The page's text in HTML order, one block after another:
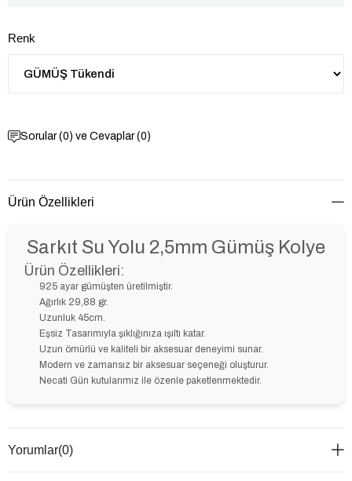
Renk
Sorular (0) ve Cevaplar (0)
Ürün Özellikleri
Sarkıt Su Yolu 2,5mm Gümüş Kolye
Ürün Özellikleri:
925 ayar gümüşten üretilmiştir.
Ağırlık 29,88 gr.
Uzunluk 45cm.
Eşsiz Tasarımıyla şıklığınıza ışıltı katar.
Uzun ömürlü ve kaliteli bir aksesuar deneyimi sunar.
Modern ve zamansız bir aksesuar seçeneği oluşturur.
Necati Gün kutularımız ile özenle paketlenmektedir.
Yorumlar(0)